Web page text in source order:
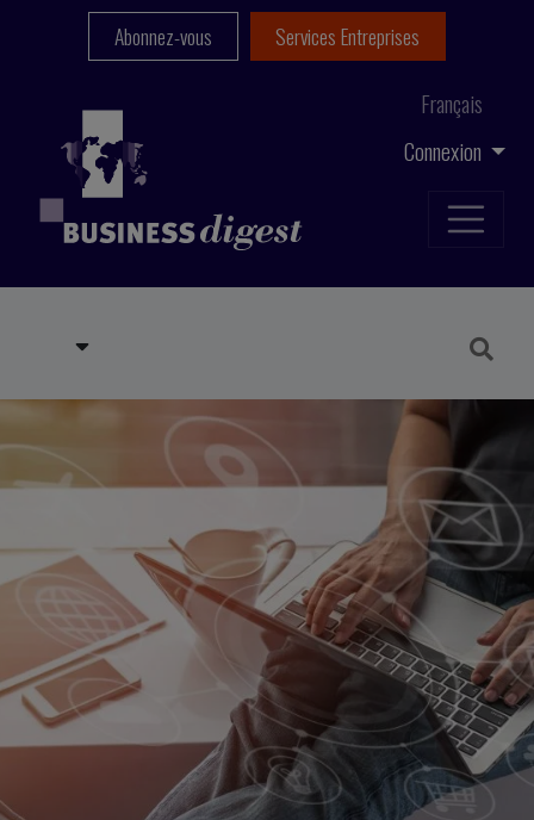
Connexion
Français
Abonnez-vous Services Entreprises